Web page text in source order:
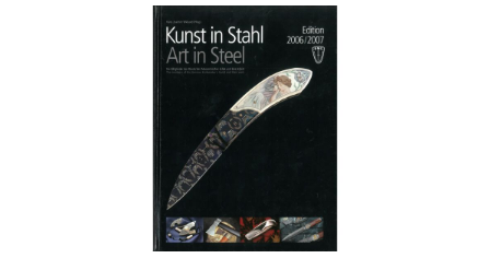
Bildergalerie überspringen